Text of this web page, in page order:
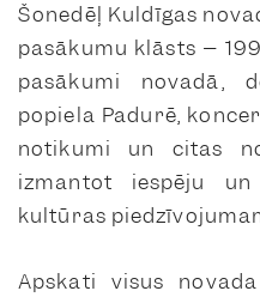
Šonedēļ Kuldīgas
pasākumu klāsts –
pasākumi novadā,
popiela Padurē,
notikumi un citas
izmantot iespēju
kultūras
Apskati visus